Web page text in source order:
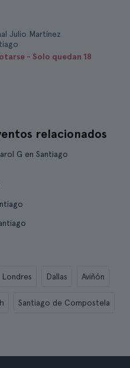
Julio Martínez
- Solo quedan 18
relacionados
G en Santiago
Londres Dallas Aviñón
Santiago de Compostela